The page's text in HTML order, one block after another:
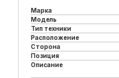
Марка
Модель
Тип техники
Расположение
Сторона
Позиция
Описание